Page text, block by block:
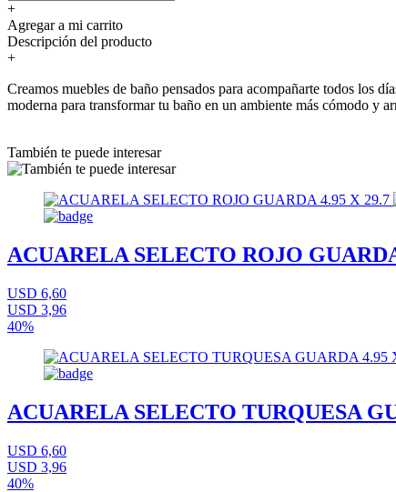
+
Agregar a mi carrito
Descripción del producto
+
Creamos muebles de baño pensados para acompañarte todos los
moderna para transformar tu baño en un ambiente más cómodo y
También te puede interesar
ACUARELA SELECTO ROJO
USD 6,60
USD 3,96
40%
ACUARELA SELECTO TURQUESA
USD 6,60
USD 3,96
40%